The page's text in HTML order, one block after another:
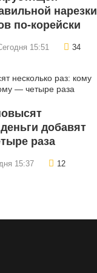
нарезки
по-корейски
15:51 34
добавят
раза
15:37 12